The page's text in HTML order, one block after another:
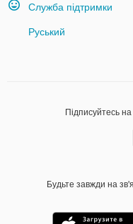
Служба підтримки
Руський
Підписуйтесь
Будьте завжди на